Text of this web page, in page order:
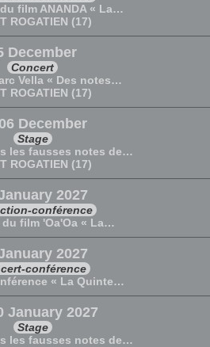
film ANANDA « La…
ROGATIEN (17)
December
Concert
Vella « Des notes…
ROGATIEN (17)
December
Stage
les fausses notes de…
ROGATIEN (17)
2027
conférence
film 'Oa'Oa « La…
2027
conférence
« La Quinte…
January 2027
Stage
les fausses notes de…